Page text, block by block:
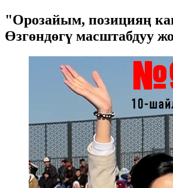
"Орозайым, позицияң
Өзгөндөгү масштабдуу